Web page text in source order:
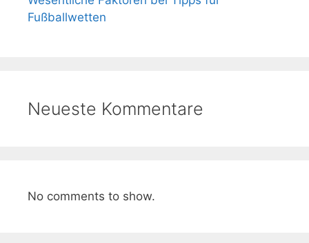
Fußballwetten
Neueste Kommentare
No comments to show.